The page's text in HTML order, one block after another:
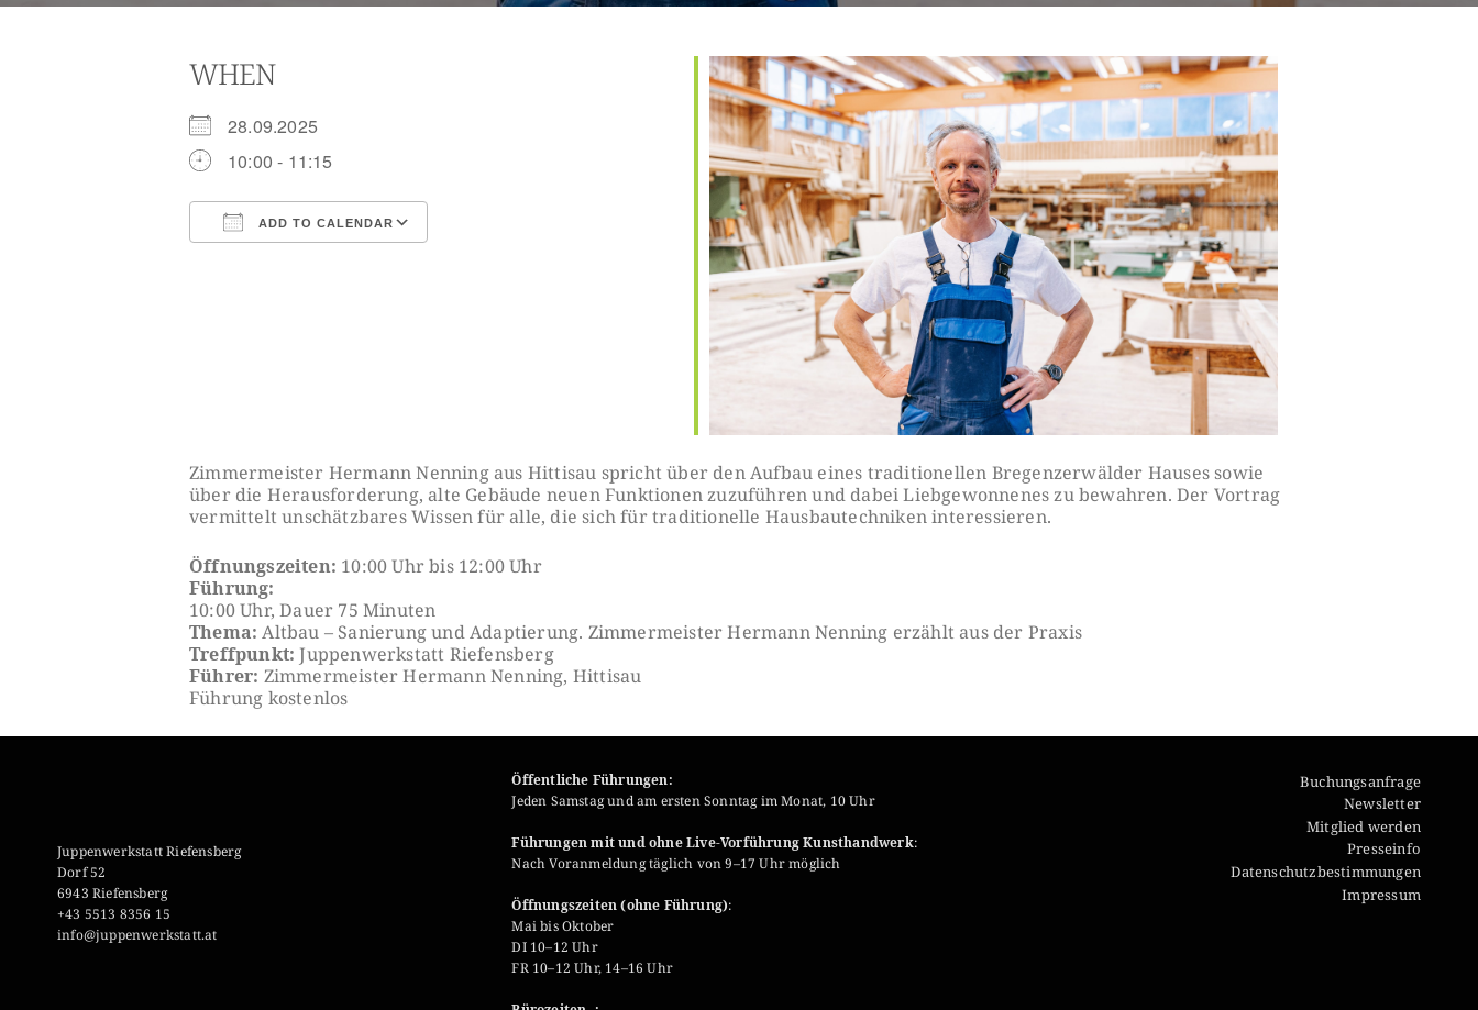
WHEN
28.09.2025
10:00 - 11:15
ADD TO CALENDAR
iCalendar Office 365 Outlook Live
Zimmermeister Hermann Nenning aus Hittisau spricht über den Aufbau eines traditionellen Bregenzerwälder Hauses sowie
über die Herausforderung, alte Gebäude neuen Funktionen zuzuführen und dabei Liebgewonnenes zu bewahren. Der Vortrag
vermittelt unschätzbares Wissen für alle, die sich für traditionelle Hausbautechniken interessieren.
Öffnungszeiten: 10:00 Uhr bis 12:00 Uhr
Führung:
10:00 Uhr, Dauer 75 Minuten
Thema: Altbau – Sanierung und Adaptierung. Zimmermeister Hermann Nenning erzählt aus der Praxis
Treffpunkt: Juppenwerkstatt Riefensberg
Führer: Zimmermeister Hermann Nenning, Hittisau
Führung kostenlos
Juppenwerkstatt Riefensberg
Dorf 52
6943 Riefensberg
+43 5513 8356 15
info@juppenwerkstatt.at
Öffentliche Führungen:
Jeden Samstag und am ersten Sonntag im Monat, 10 Uhr
Führungen mit und ohne Live-Vorführung Kunsthandwerk:
Nach Voranmeldung täglich von 9–17 Uhr möglich
Öffnungszeiten (ohne Führung):
Mai bis Oktober
DI 10–12 Uhr
FR 10–12 Uhr, 14–16 Uhr
Buchungsanfrage
Newsletter
Mitglied werden
Presseinfo
Datenschutzbestimmungen
Impressum